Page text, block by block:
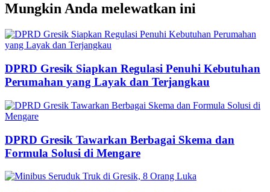
Mungkin Anda melewatkan ini
DPRD Gresik Siapkan Regulasi Penuhi Kebutuhan
Perumahan yang Layak dan Terjangkau
DPRD Gresik Tawarkan Berbagai Skema dan
Formula Solusi di Mengare